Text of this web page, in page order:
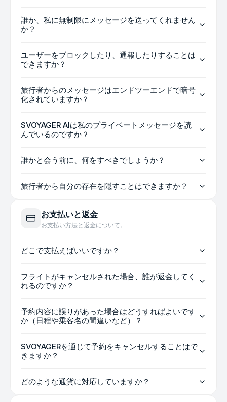
誰か、私に無制限にメッセージを送ってくれません
か？
ユーザーをブロックしたり、通報したりすることは
できますか？
旅行者からのメッセージはエンドツーエンドで暗号
化されていますか？
SVOYAGER AIは私のプライベートメッセージを読
んでいるのですか？
誰かと会う前に、何をすべきでしょうか？
旅行者から自分の存在を隠すことはできますか？
お支払いと返金
お支払い方法と返金について。
どこで支払えばいいですか？
フライトがキャンセルされた場合、誰が返金してく
れるのですか？
予約内容に誤りがあった場合はどうすればよいです
か（日程や乗客名の間違いなど）？
SVOYAGERを通じて予約をキャンセルすることはで
きますか？
どのような通貨に対応していますか？